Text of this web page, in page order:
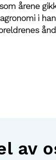
årene
i
av